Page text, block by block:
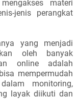
materi
jenis perangkat
yang menjadi
oleh banyak
online adalah
mempermudah
monitoring,
layak diikuti dan